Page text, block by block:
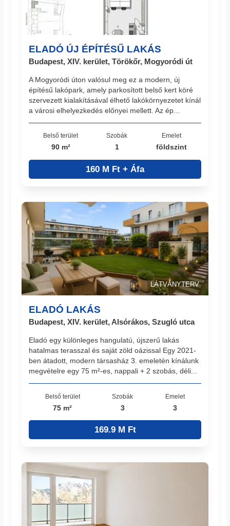
ELADÓ ÚJ ÉPÍTÉSŰ LAKÁS
Budapest, XIV. kerület, Törökőr, Mogyoródi út
A Mogyoródi úton valósul meg ez a modern, új
építésű lakópark, amely parkosított belső kert köré
szervezett kialakításával élhető lakókörnyezetet kínál
a városi elhelyezkedés előnyei mellett. Az ép...
Belső terület
90 m²
Szobák
1
Emelet
földszint
160 M Ft + Áfa
LÁTVÁNYTERV
ELADÓ LAKÁS
Budapest, XIV. kerület, Alsórákos, Szugló utca
Eladó egy különleges hangulatú, újszerű lakás
hatalmas terasszal és saját zöld oázissal Egy 2021-
ben átadott, modern társasház 3. emeletén kínálunk
megvételre egy 75 m²-es, nappali + 2 szobás, déli...
Belső terület
75 m²
Szobák
3
Emelet
3
169.9 M Ft